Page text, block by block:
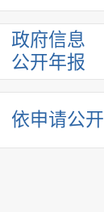
政府信息
公开年报
依申请公开